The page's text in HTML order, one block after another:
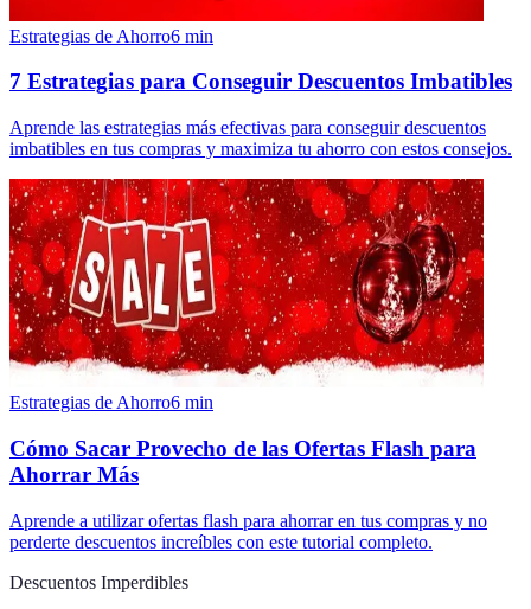
Estrategias de Ahorro6 min
7 Estrategias para Conseguir Descuentos Imbatibles
Aprende las estrategias más efectivas para conseguir descuentos
imbatibles en tus compras y maximiza tu ahorro con estos consejos.
Estrategias de Ahorro6 min
Cómo Sacar Provecho de las Ofertas Flash para
Ahorrar Más
Aprende a utilizar ofertas flash para ahorrar en tus compras y no
perderte descuentos increíbles con este tutorial completo.
Descuentos Imperdibles